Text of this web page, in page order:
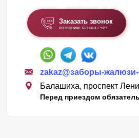
Заказать звонок
позвоним за наш счет
zakaz@заборы-
Балашиха, проспект
Перед приездом